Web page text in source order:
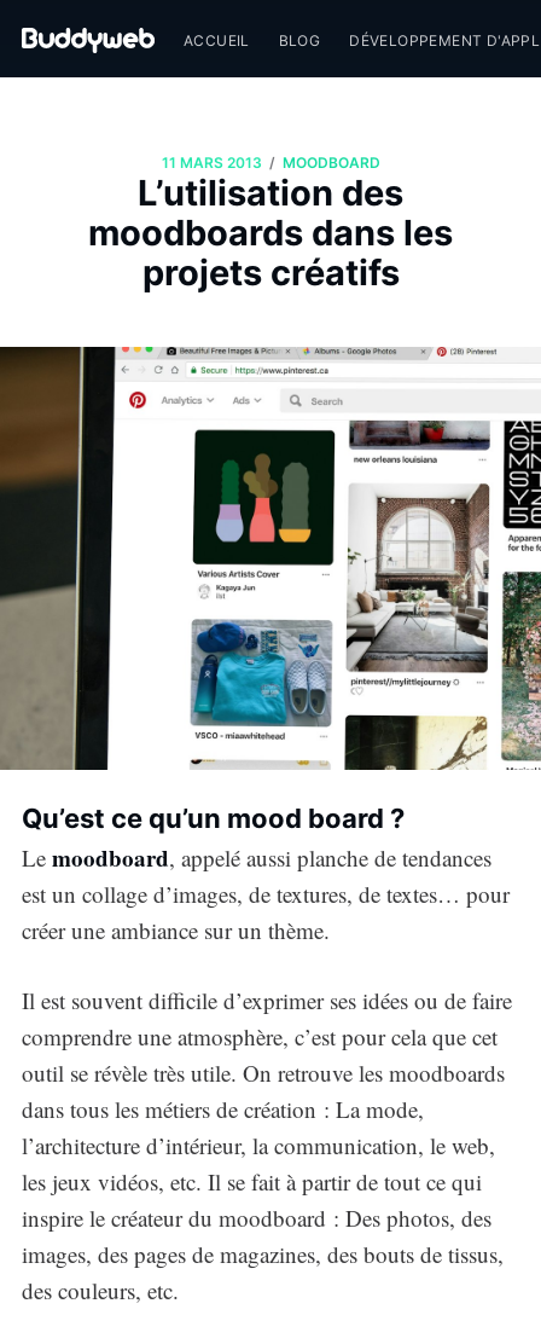
ACCUEIL BLOG DÉVELOPPEMENT
11 MARS 2013 / MOODBOARD
L’utilisation des
moodboards dans les
projets créatifs
Qu’est ce qu’un mood board ?
Le moodboard, appelé aussi planche de tendances
est un collage d’images, de textures, de textes… pour
créer une ambiance sur un thème.
Il est souvent difficile d’exprimer ses idées ou de faire
comprendre une atmosphère, c’est pour cela que cet
outil se révèle très utile. On retrouve les moodboards
dans tous les métiers de création : La mode,
l’architecture d’intérieur, la communication, le web,
les jeux vidéos, etc. Il se fait à partir de tout ce qui
inspire le créateur du moodboard : Des photos, des
images, des pages de magazines, des bouts de tissus,
des couleurs, etc.